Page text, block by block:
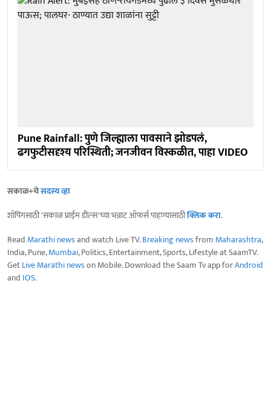
Pune Rainfall: पुणे जिल्ह्याला पावसाने झोडपलं,
ढगफुटीसदृश्य परिस्थिती; जनजीवन विस्कळीत, पाहा VIDEO
सकाळ+चेसदस्य व्हा
शॉपिंगसाठी 'सकाळ प्राईम डील्स'च्या भन्नाट ऑफर्स पाहण्यासाठीक्लिक करा.
Read Marathi newsand watch Live TV.Breaking newsfrom Maharashtra,
India, Pune,Mumbai, Politics, Entertainment, Sports, Lifestyle at SaamTV.
GetLive Marathi newson Mobile. Download the Saam Tv app forAndroid
and IOS.